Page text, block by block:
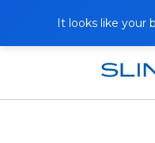
It looks like your
Acasă